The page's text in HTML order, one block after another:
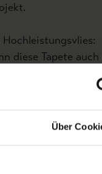
Über
diese Tapete
Tapetenvlies
für
Versand und